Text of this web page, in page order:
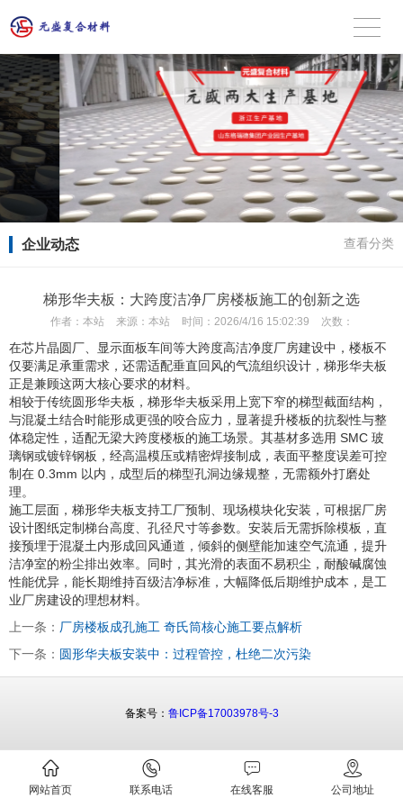
企业动态 查看分类
梯形华夫板：大跨度洁净厂房楼板施工的创新之选
作者： 本站 来源： 本站 时间： 2026/4/16 15:02:39 次数：
在芯片晶圆厂、显示面板车间等大跨度高洁净度厂房建设中，楼板不
仅要满足承重需求，还需适配垂直回风的气流组织设计，梯形华夫板
正是兼顾这两大核心要求的材料。
相较于传统圆形华夫板，梯形华夫板采用上宽下窄的梯型截面结构，
与混凝土结合时能形成更强的咬合应力，显著提升楼板的抗裂性与整
体稳定性，适配无梁大跨度楼板的施工场景。其基材多选用 SMC 玻
璃钢或镀锌钢板，经高温模压或精密焊接制成，表面平整度误差可控
制在 0.3mm 以内，成型后的梯型孔洞边缘规整，无需额外打磨处
理。
施工层面，梯形华夫板支持工厂预制、现场模块化安装，可根据厂房
设计图纸定制梯台高度、孔径尺寸等参数。安装后无需拆除模板，直
接预埋于混凝土内形成回风通道，倾斜的侧壁能加速空气流通，提升
洁净室的粉尘排出效率。同时，其光滑的表面不易积尘，耐酸碱腐蚀
性能优异，能长期维持百级洁净标准，大幅降低后期维护成本，是工
业厂房建设的理想材料。
上一条： 厂房楼板成孔施工 奇氏筒核心施工要点解析
下一条： 圆形华夫板安装中：过程管控，杜绝二次污染
网站首页 联系电话 在线客服 公司地址
备案号： 鲁ICP备17003978号-3